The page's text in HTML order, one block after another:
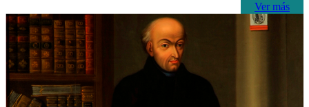
Ver más